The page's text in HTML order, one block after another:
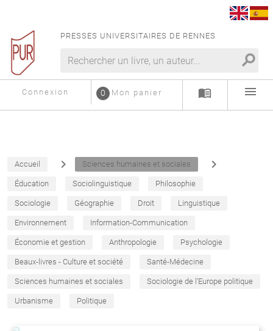
PRESSES UNIVERSITAIRES DE RENNES
search
Connexion Mon panier
0 menu_book menu
Accueil navigate_next Sciences humaines et sociales navigate_next
Éducation Sociolinguistique Philosophie
Sociologie Géographie Droit Linguistique
Environnement Information-Communication
Économie et gestion Anthropologie Psychologie
Beaux-livres - Culture et société Santé-Médecine
Sciences humaines et sociales Sociologie de l'Europe politique
Urbanisme Politique